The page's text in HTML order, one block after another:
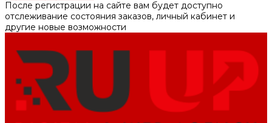
После регистрации на сайте вам будет доступно
отслеживание состояния заказов, личный кабинет и
другие новые возможности